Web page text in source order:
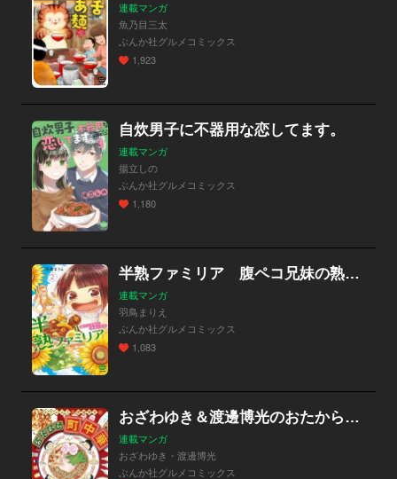
連載マンガ
魚乃目三太
ぶんか社グルメコミックス
1,923
自炊男子に不器用な恋してます。
連載マンガ
揚立しの
ぶんか社グルメコミックス
1,180
半熟ファミリア 腹ペコ兄妹の熟成レシピ
連載マンガ
羽鳥まりえ
ぶんか社グルメコミックス
1,083
おざわゆき＆渡邊博光のおたから町中華
連載マンガ
おざわゆき・渡邊博光
ぶんか社グルメコミックス